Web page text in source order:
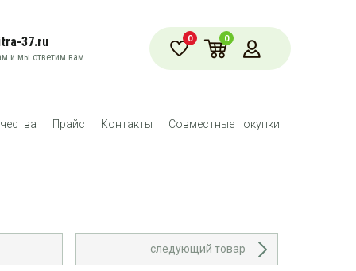
37.ru
и мы ответим вам.
0 0
Прайс Контакты Совместные покупки
следующий товар